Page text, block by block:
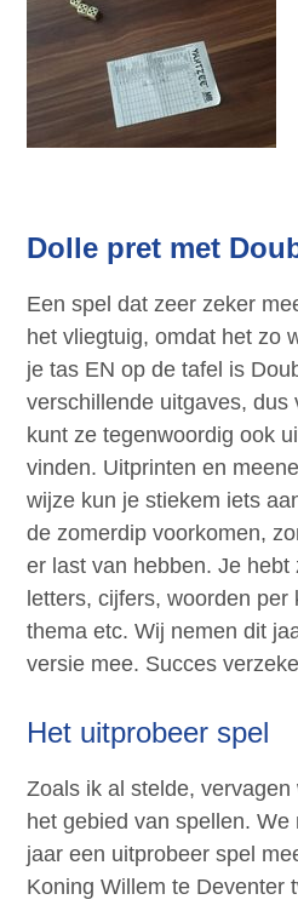
Dolle pret met
Een spel dat zeer zeker
het vliegtuig, omdat het zo
je tas EN op de tafel is
verschillende uitgaves, dus
kunt ze tegenwoordig ook
vinden. Uitprinten en
wijze kun je stiekem iets
de zomerdip voorkomen,
er last van hebben. Je hebt
letters, cijfers, woorden per
thema etc. Wij nemen dit
versie mee. Succes
Het uitprobeer spel
Zoals ik al stelde,
het gebied van spellen.
jaar een uitprobeer spel
Koning Willem te Deventer